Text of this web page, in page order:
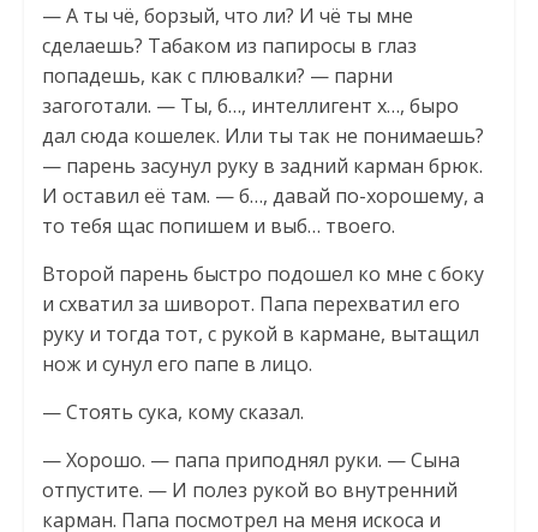
— А ты чё, борзый, что ли? И чё ты мне
сделаешь? Табаком из папиросы в глаз
попадешь, как с плювалки? — парни
загоготали. — Ты, б…, интеллигент x…, быро
дал сюда кошелек. Или ты так не понимаешь?
— парень засунул руку в задний карман брюк.
И оставил её там. — б…, давай по-хорошему, а
то тебя щас попишем и выб… твоего.
Второй парень быстро подошел ко мне с боку
и схватил за шиворот. Папа перехватил его
руку и тогда тот, с рукой в кармане, вытащил
нож и сунул его папе в лицо.
— Стоять сука, кому сказал.
— Хорошо. — папа приподнял руки. — Сына
отпустите. — И полез рукой во внутренний
карман. Папа посмотрел на меня искоса и